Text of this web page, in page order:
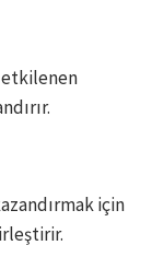
etkilenen
için